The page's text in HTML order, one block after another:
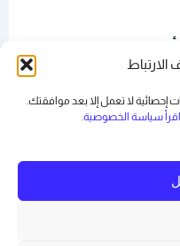
الارتباط
إحصائية لا تعمل إلا بعد موافقتك.
سياسة الخصوصية.